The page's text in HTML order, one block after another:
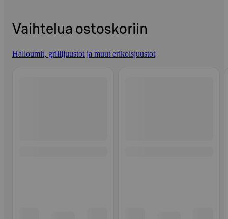
Vaihtelua ostoskoriin
Halloumit, grillijuustot ja muut erikoisjuustot